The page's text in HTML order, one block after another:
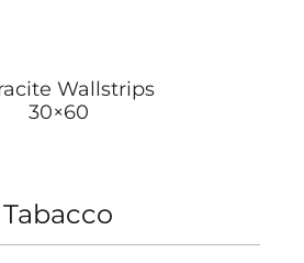
Wallstrips
30×60
Tabacco